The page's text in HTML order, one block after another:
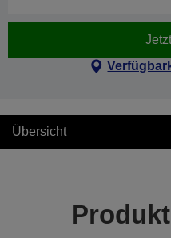
Übersicht